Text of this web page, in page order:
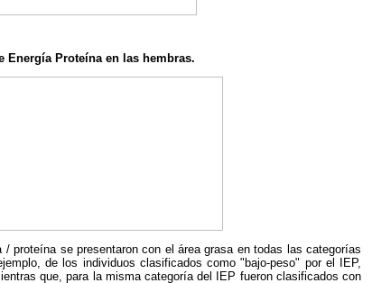
Energía Proteína en las hembras.
proteína se presentaron con el área grasa en todas las categorías
de los individuos clasificados como "bajo-peso" por el IEP,
que, para la misma categoría del IEP fueron clasificados con